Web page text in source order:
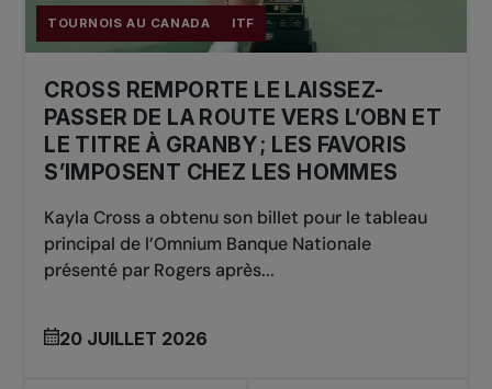
Simple: John-Patrick SMITH (AUS)
Double: Philip BESTER (CAN) / Chris GUCCIONE
TOURNOIS AU CANADA ITF
CROSS REMPORTE LE LAISSEZ-
PASSER DE LA ROUTE VERS L’OBN ET
LE TITRE À GRANBY ; LES FAVORIS
S’IMPOSENT CHEZ LES HOMMES
Kayla Cross a obtenu son billet pour le tableau
principal de l’Omnium Banque Nationale
présenté par Rogers après...
20 JUILLET 2026